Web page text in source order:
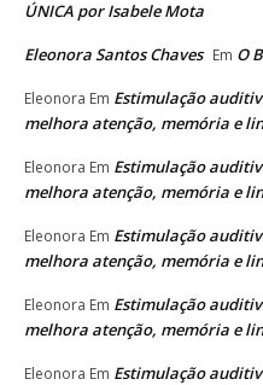
ÚNICA por Isabele Mota
Eleonora Santos Chaves Em O
Eleonora Em Estimulação
melhora atenção, memória e
Eleonora Em Estimulação
melhora atenção, memória e
Eleonora Em Estimulação
melhora atenção, memória e
Eleonora Em Estimulação
melhora atenção, memória e
Eleonora Em Estimulação